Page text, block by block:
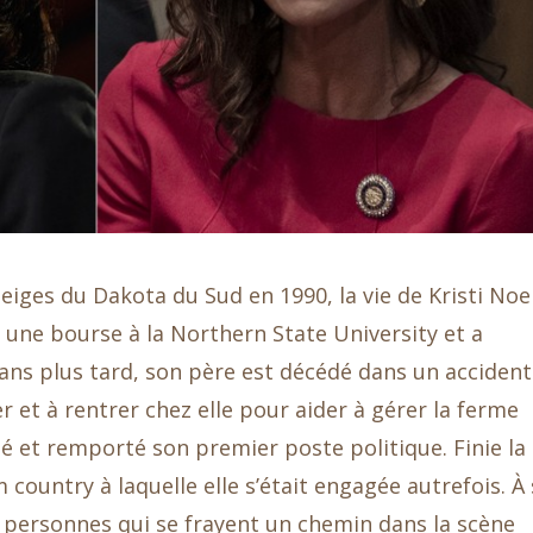
du Dakota du Sud en 1990, la vie de Kristi
bourse à la Northern State University et a
plus tard, son père est décédé dans un accident
et à rentrer chez elle pour aider à gérer la ferme
et remporté son premier poste politique. Finie la
à laquelle elle s’était engagée autrefois. À
qui se frayent un chemin dans la scène